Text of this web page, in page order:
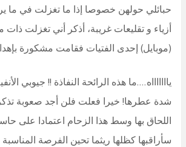
حبائلي حولهن خصوصا إذا ما تغزلت في ما
أزياء و تقليعات غريبة، أذكر أني تغزلت
(موبايل) إحدى الفتيات فقامت مشكورة
ياااااااه….ما هذه الرائحة النفاذة !! جيوبي
شدة عطرها! خيرا فعلت فلن أجد صعوبة
اللحاق بها وسط هذا الزحام اعتمادا على
سأراقبها كظلها ريثما تحين الفرصة